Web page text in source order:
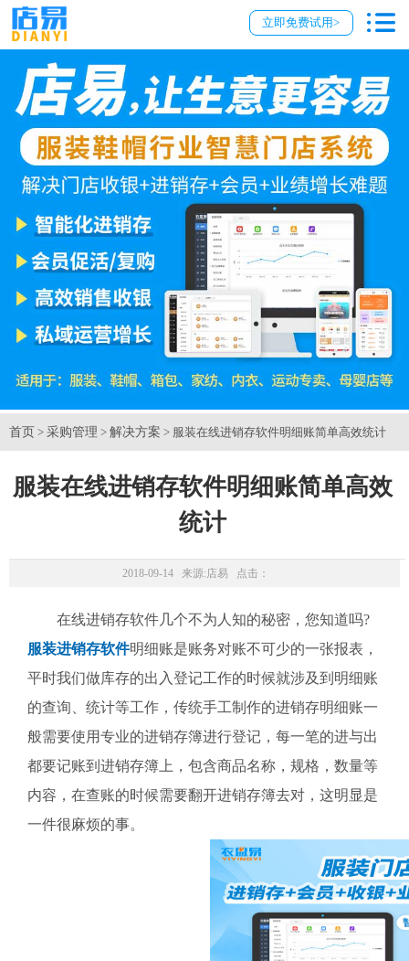
立即免费试用>
首页 > 采购管理 > 解决方案 > 服装在线进销存软件明细账简单高效统计
服装在线进销存软件明细账简单高效
统计
2018-09-14 来源:店易 点击：
在线进销存软件几个不为人知的秘密，您知道吗?
服装进销存软件明细账是账务对账不可少的一张报表，
平时我们做库存的出入登记工作的时候就涉及到明细账
的查询、统计等工作，传统手工制作的进销存明细账一
般需要使用专业的进销存簿进行登记，每一笔的进与出
都要记账到进销存簿上，包含商品名称，规格，数量等
内容，在查账的时候需要翻开进销存簿去对，这明显是
一件很麻烦的事。